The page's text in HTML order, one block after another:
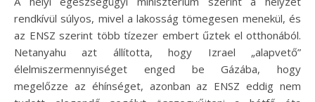
rendkívül súlyos, mivel a lakosság tömegesen menekül, és
az ENSZ szerint több tízezer embert űztek el otthonából.
Netanyahu azt állította, hogy Izrael „alapvető”
élelmiszermennyiséget enged be Gázába, hogy
megelőzze az éhínséget, azonban az ENSZ eddig nem